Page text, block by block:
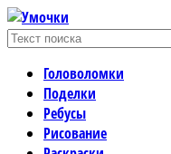
Головоломки
Поделки
Ребусы
Рисование